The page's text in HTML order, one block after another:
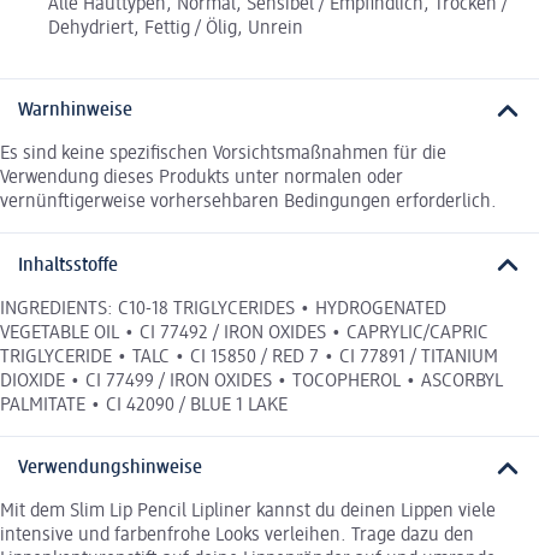
Alle Hauttypen, Normal, Sensibel / Empfindlich, Trocken /
Dehydriert, Fettig / Ölig, Unrein
Warnhinweise
Es sind keine spezifischen Vorsichtsmaßnahmen für die
Verwendung dieses Produkts unter normalen oder
vernünftigerweise vorhersehbaren Bedingungen erforderlich.
Inhaltsstoffe
INGREDIENTS: C10-18 TRIGLYCERIDES • HYDROGENATED
VEGETABLE OIL • CI 77492 / IRON OXIDES • CAPRYLIC/CAPRIC
TRIGLYCERIDE • TALC • CI 15850 / RED 7 • CI 77891 / TITANIUM
DIOXIDE • CI 77499 / IRON OXIDES • TOCOPHEROL • ASCORBYL
PALMITATE • CI 42090 / BLUE 1 LAKE
Verwendungshinweise
Mit dem Slim Lip Pencil Lipliner kannst du deinen Lippen viele
intensive und farbenfrohe Looks verleihen. Trage dazu den